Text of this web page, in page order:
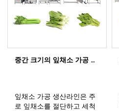
중간 크기의 잎채소 가공 라인
잎채소 가공 생산라인은 주
로 잎채소를 절단하고 세척